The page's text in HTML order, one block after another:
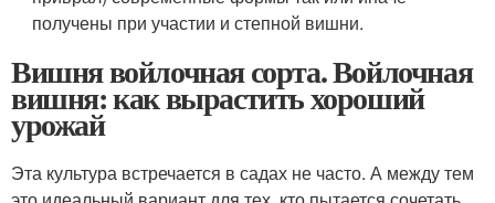
получены при участии и степной вишни.
Вишня войлочная сорта. Войлочная
вишня: как вырастить хороший
урожай
Эта культура встречается в садах не часто. А между тем